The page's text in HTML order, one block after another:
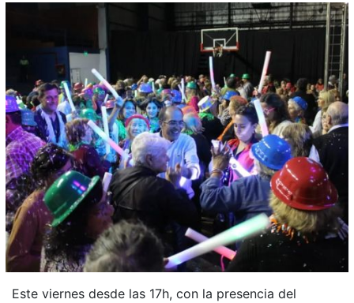
Este viernes desde las 17h, con la presencia del